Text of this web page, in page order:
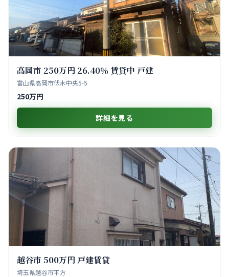
高岡市 250万円 26.40％ 賃貸中 戸建
富山県高岡市伏木中央5-5
250万円
詳細を見る
越谷市 500万円 戸建賃貸
埼玉県越谷市平方